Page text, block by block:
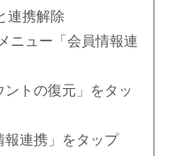
連携解除
ニュー「会員情報連
トの復元」をタッ
報連携」をタップ